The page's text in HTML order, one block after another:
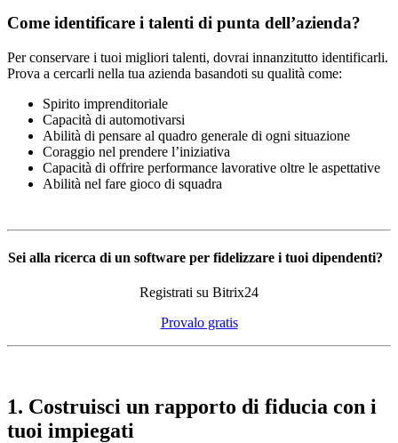
Come identificare i talenti di punta dell’azienda?
Per conservare i tuoi migliori talenti, dovrai innanzitutto identificarli.
Prova a cercarli nella tua azienda basandoti su qualità come:
Spirito imprenditoriale
Capacità di automotivarsi
Abilità di pensare al quadro generale di ogni situazione
Coraggio nel prendere l’iniziativa
Capacità di offrire performance lavorative oltre le aspettative
Abilità nel fare gioco di squadra
Sei alla ricerca di un software per fidelizzare i tuoi dipendenti?
Registrati su Bitrix24
Provalo gratis
1. Costruisci un rapporto di fiducia con i
tuoi impiegati